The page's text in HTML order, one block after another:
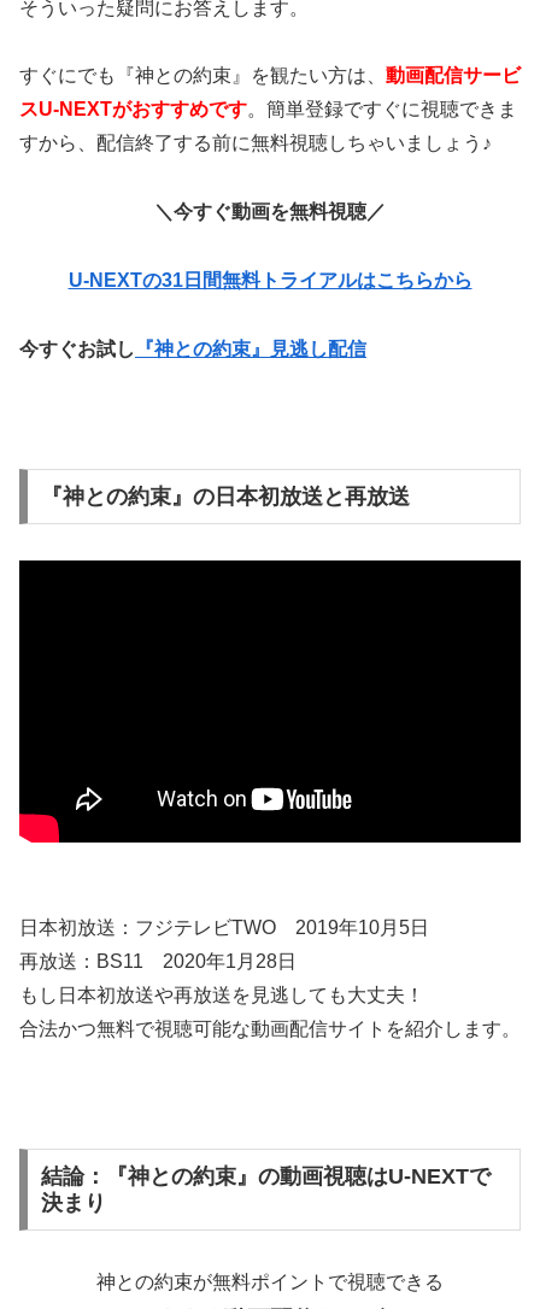
そういった疑問にお答えします。
すぐにでも『神との約束』を観たい方は、 動画配信サービ
スU-NEXTがおすすめです。簡単登録ですぐに視聴できま
すから、配信終了する前に無料視聴しちゃいましょう♪
＼今すぐ動画を無料視聴／
U-NEXTの31日間無料トライアルはこちらから
今すぐお試し 『神との約束』見逃し配信
『神との約束』の日本初放送と再放送
日本初放送：フジテレビTWO 2019年10月5日
再放送：BS11 2020年1月28日
もし日本初放送や再放送を見逃しても大丈夫！
合法かつ無料で視聴可能な動画配信サイトを紹介します。
結論：『神との約束』の動画視聴はU-NEXTで
決まり
神との約束が無料ポイントで視聴できる